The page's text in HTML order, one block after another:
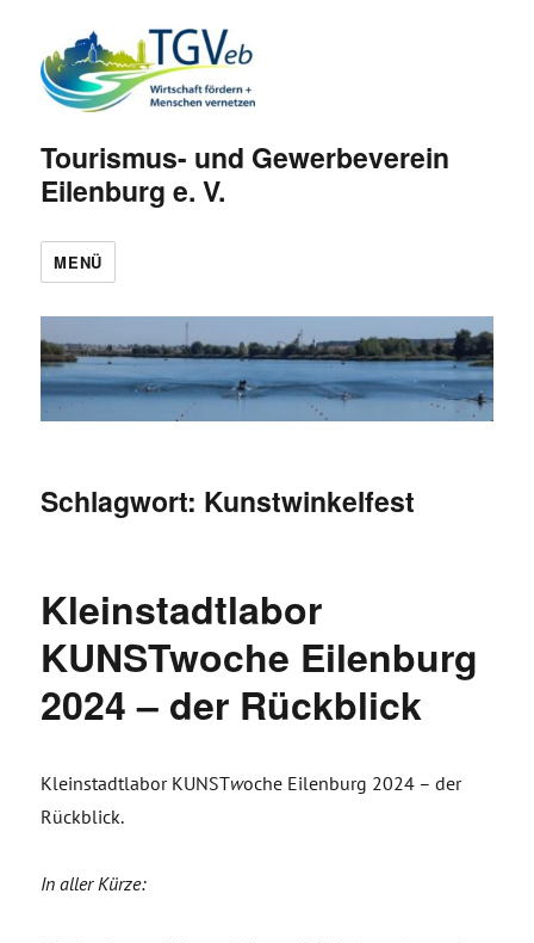
Tourismus- und Gewerbeverein
Eilenburg e. V.
MENÜ
Schlagwort: Kunstwinkelfest
Kleinstadtlabor
KUNSTwoche Eilenburg
2024 – der Rückblick
Kleinstadtlabor KUNSTwoche Eilenburg 2024 – der
Rückblick.
In aller Kürze: